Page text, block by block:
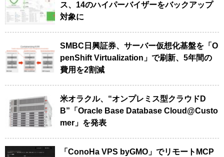
ス、14のハイパーバイザーをバックアップ
対象に
SMBC日興証券、サーバー仮想化基盤を「O
penShift Virtualization」で刷新、5年間の
費用を2割減
米オラクル、“オンプレミス型クラウドD
B”「Oracle Base Database Cloud@Custo
mer」を発表
「ConoHa VPS byGMO」でリモートMCP